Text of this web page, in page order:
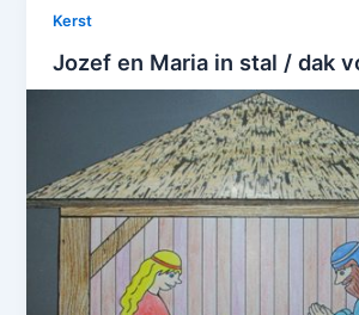
Kerst
Jozef en Maria in stal / dak